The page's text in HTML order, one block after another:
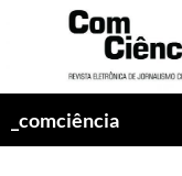
_comciência